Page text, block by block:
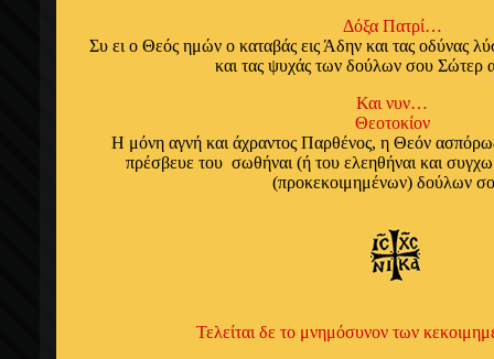
Δόξα Πατρί…
Συ ει ο Θεός ημών ο καταβάς εις Άδην και τας οδύνας
και τας ψυχάς των δούλων σου Σώτερ
Και νυν…
Θεοτοκίον
Η μόνη αγνή και άχραντος Παρθένος, η Θεόν
πρέσβευε του σωθήναι (ή του ελεηθήναι και
(προκεκοιμημένων) δούλων
Τελείται δε το μνημόσυνον των